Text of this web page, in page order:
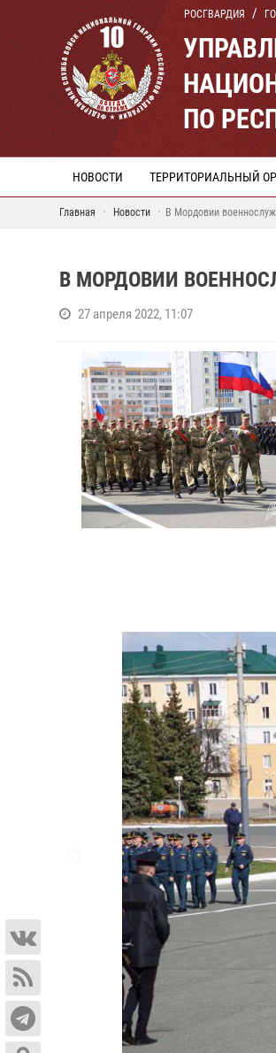
РОСГВАРДИЯ
ПО
НОВОСТИ ТЕРРИТОРИАЛЬНЫЙ
Главная Новости В Мордовии
В МОРДОВИИ
27 апреля 2022, 11:07